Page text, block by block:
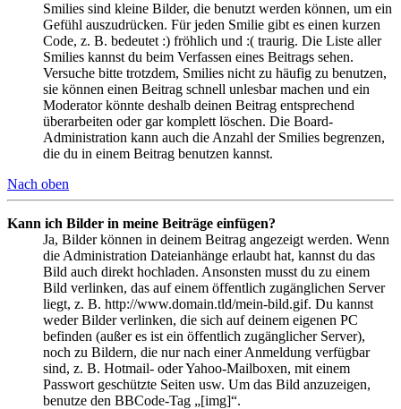
Smilies sind kleine Bilder, die benutzt werden können, um ein
Gefühl auszudrücken. Für jeden Smilie gibt es einen kurzen
Code, z. B. bedeutet :) fröhlich und :( traurig. Die Liste aller
Smilies kannst du beim Verfassen eines Beitrags sehen.
Versuche bitte trotzdem, Smilies nicht zu häufig zu benutzen,
sie können einen Beitrag schnell unlesbar machen und ein
Moderator könnte deshalb deinen Beitrag entsprechend
überarbeiten oder gar komplett löschen. Die Board-
Administration kann auch die Anzahl der Smilies begrenzen,
die du in einem Beitrag benutzen kannst.
Nach oben
Kann ich Bilder in meine Beiträge einfügen?
Ja, Bilder können in deinem Beitrag angezeigt werden. Wenn
die Administration Dateianhänge erlaubt hat, kannst du das
Bild auch direkt hochladen. Ansonsten musst du zu einem
Bild verlinken, das auf einem öffentlich zugänglichen Server
liegt, z. B. http://www.domain.tld/mein-bild.gif. Du kannst
weder Bilder verlinken, die sich auf deinem eigenen PC
befinden (außer es ist ein öffentlich zugänglicher Server),
noch zu Bildern, die nur nach einer Anmeldung verfügbar
sind, z. B. Hotmail- oder Yahoo-Mailboxen, mit einem
Passwort geschützte Seiten usw. Um das Bild anzuzeigen,
benutze den BBCode-Tag „[img]“.